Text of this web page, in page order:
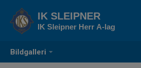
Bildgalleri
IK SLEIPNER
IK Sleipner Herr A-lag